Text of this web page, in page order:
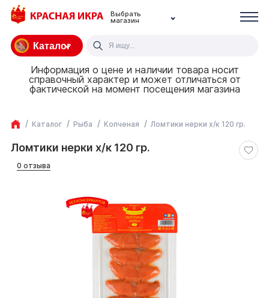
Выбрать
магазин
Каталог
Информация о цене и наличии товара носит
справочный характер и может отличаться от
фактической на момент посещения магазина
Каталог Рыба Копченая Ломтики нерки х/к 120 гр.
Ломтики нерки х/к 120 гр.
0 отзыва